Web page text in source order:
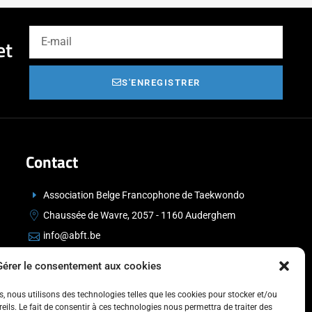
le consentement aux cookies
nous utilisons des technologies telles que les cookies pour stocker et/ou
Le fait de consentir à ces technologies nous permettra de traiter des
S'ENREGISTRER
Contact
Association Belge Francophone de Taekwondo
Chaussée de Wavre, 2057 - 1160 Auderghem
info@abft.be